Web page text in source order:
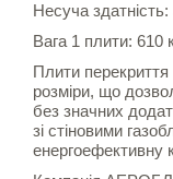
Несуча здатність:
Вага 1 плити: 610
Плити
розміри, що
без значних
зі стіновими
енергоефективну